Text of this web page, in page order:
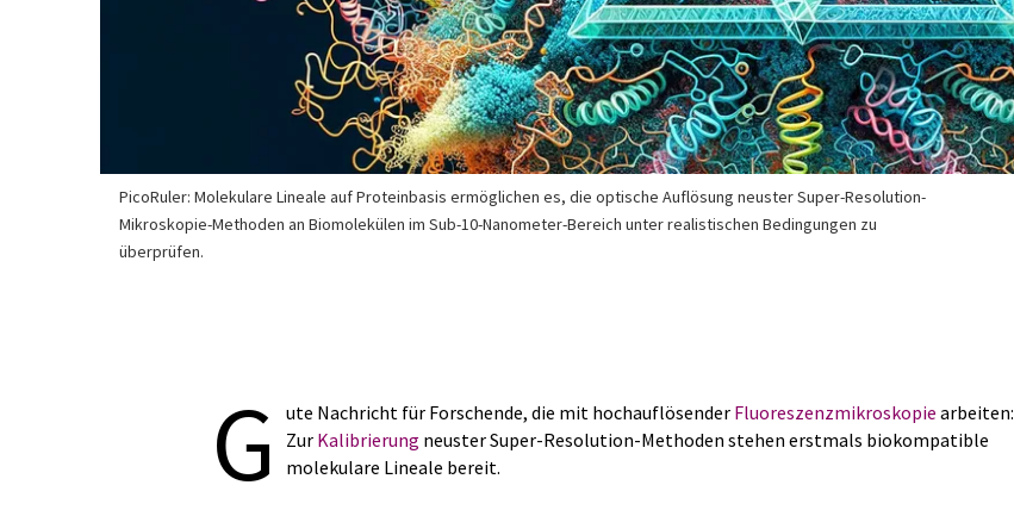
PicoRuler: Molekulare Lineale auf Proteinbasis ermöglichen es, die optische Auflösung neuster Super-Resolution-
Mikroskopie-Methoden an Biomolekülen im Sub-10-Nanometer-Bereich unter realistischen Bedingungen zu
überprüfen.
G ute Nachricht für Forschende, die mit hochauflösender Fluoreszenzmikroskopie arbeiten:
Zur Kalibrierung neuster Super-Resolution-Methoden stehen erstmals biokompatible
molekulare Lineale bereit.